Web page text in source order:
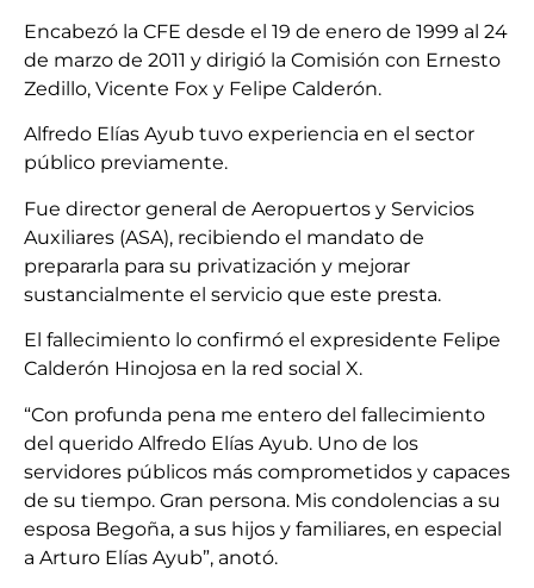
Encabezó la CFE desde el 19 de enero de 1999 al 24
de marzo de 2011 y dirigió la Comisión con Ernesto
Zedillo, Vicente Fox y Felipe Calderón.
Alfredo Elías Ayub tuvo experiencia en el sector
público previamente.
Fue director general de Aeropuertos y Servicios
Auxiliares (ASA), recibiendo el mandato de
prepararla para su privatización y mejorar
sustancialmente el servicio que este presta.
El fallecimiento lo confirmó el expresidente Felipe
Calderón Hinojosa en la red social X.
“Con profunda pena me entero del fallecimiento
del querido Alfredo Elías Ayub. Uno de los
servidores públicos más comprometidos y capaces
de su tiempo. Gran persona. Mis condolencias a su
esposa Begoña, a sus hijos y familiares, en especial
a Arturo Elías Ayub”, anotó.